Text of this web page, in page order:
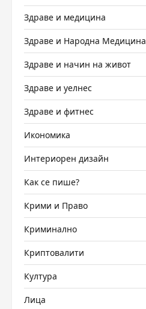
Здраве и медицина
Здраве и Народна Медицина
Здраве и начин на живот
Здраве и уелнес
Здраве и фитнес
Икономика
Интериорен дизайн
Как се пише?
Крими и Право
Криминално
Криптовалити
Култура
Лица